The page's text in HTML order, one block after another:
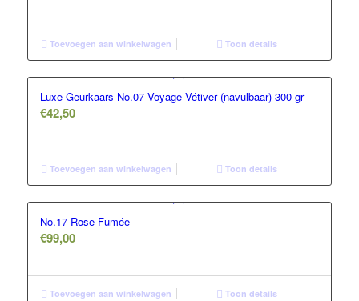
Toevoegen aan winkelwagen Toon details
Luxe Geurkaars No.07 Voyage Vétiver (navulbaar) 300 gr
€42,50
Toevoegen aan winkelwagen Toon details
No.17 Rose Fumée
€99,00
Toevoegen aan winkelwagen Toon details